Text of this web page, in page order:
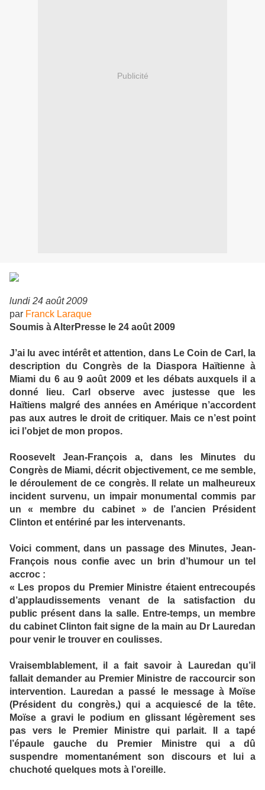
Publicité
lundi 24 août 2009
par Franck Laraque
Soumis à AlterPresse le 24 août 2009
J’ai lu avec intérêt et attention, dans Le Coin de Carl, la
description du Congrès de la Diaspora Haïtienne à
Miami du 6 au 9 août 2009 et les débats auxquels il a
donné lieu. Carl observe avec justesse que les
Haïtiens malgré des années en Amérique n’accordent
pas aux autres le droit de critiquer. Mais ce n’est point
ici l’objet de mon propos.
Roosevelt Jean-François a, dans les Minutes du
Congrès de Miami, décrit objectivement, ce me semble,
le déroulement de ce congrès. Il relate un malheureux
incident survenu, un impair monumental commis par
un « membre du cabinet » de l’ancien Président
Clinton et entériné par les intervenants.
Voici comment, dans un passage des Minutes, Jean-
François nous confie avec un brin d’humour un tel
accroc :
« Les propos du Premier Ministre étaient entrecoupés
d’applaudissements venant de la satisfaction du
public présent dans la salle. Entre-temps, un membre
du cabinet Clinton fait signe de la main au Dr Lauredan
pour venir le trouver en coulisses.
Vraisemblablement, il a fait savoir à Lauredan qu’il
fallait demander au Premier Ministre de raccourcir son
intervention. Lauredan a passé le message à Moïse
(Président du congrès,) qui a acquiescé de la tête.
Moïse a gravi le podium en glissant légèrement ses
pas vers le Premier Ministre qui parlait. Il a tapé
l’épaule gauche du Premier Ministre qui a dû
suspendre momentanément son discours et lui a
chuchoté quelques mots à l’oreille.